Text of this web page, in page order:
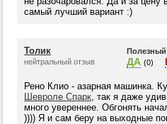
самый лучший вариант :)
Толик
нейтральный отзыв
Полезный
ДА (0)
Рено Клио - азарная машинка.
Шевроле Спарк, так я даже
много увереннее. Обгонять
)))) Я и сам беру на выходные